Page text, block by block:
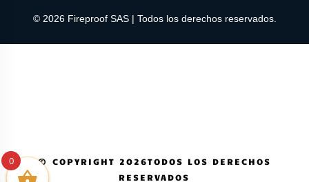
© 2026 Fireproof SAS | Todos los derechos reservados.
© COPYRIGHT 2026TODOS LOS DERECHOS
RESERVADOS
0